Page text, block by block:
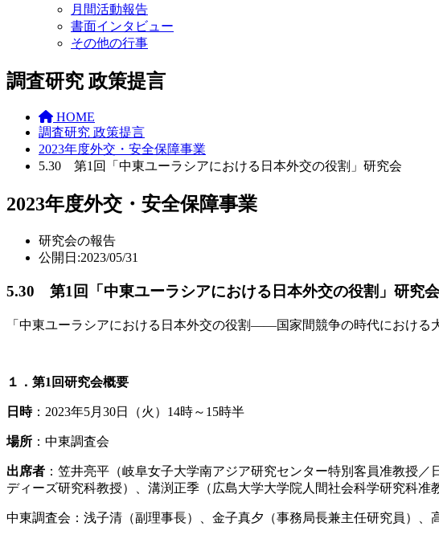
月間活動報告
書面インタビュー
その他の行事
調査研究 政策提言
HOME
調査研究 政策提言
2023年度外交・安全保障事業
5.30 第1回「中東ユーラシアにおける日本外交の役割」研究会
2023年度外交・安全保障事業
研究会の報告
公開日:2023/05/31
5.30 第1回「中東ユーラシアにおける日本外交の役割」研究会
「中東ユーラシアにおける日本外交の役割――国家間競争の時代における
１．第1 回研究会概要
日時：2023年5月30日（火）14時～15時半
場所 ：中東調査会
出席者 ：笠井亮平（岐阜女子大学南アジア研究センター特別客員准教授
ディーズ研究科教授）、溝渕正季（広島大学大学院人間社会科学研究科准
中東調査会：浅子清（副理事長）、金子真夕（事務局長兼主任研究員）